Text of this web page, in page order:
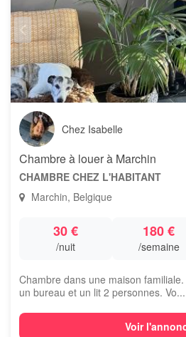
Chez Isabelle
Chambre à louer à Marchin
CHAMBRE CHEZ L'HABITANT
Marchin, Belgique
30 €
/nuit
180 €
/semaine
Chambre dans une maison
un bureau et un lit 2 personnes. Vo...
Voir